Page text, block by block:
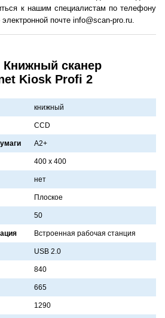
к нашим специалистам по телефону
почте info@scan-pro.ru.
Книжный сканер
Kiosk Profi 2
книжный
CCD
A2+
400 х 400
нет
Плоское
50
Встроеннaя рaбочaя стaнция
USB 2.0
840
665
1290